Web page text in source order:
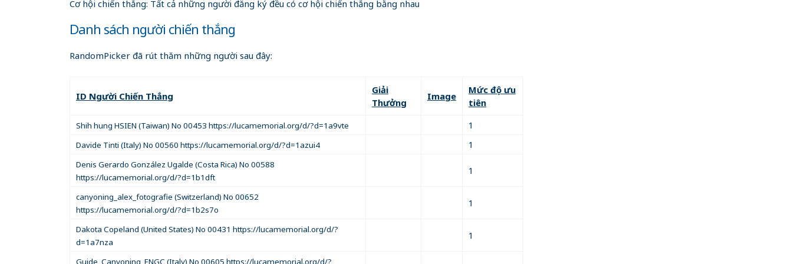
Cơ hội chiến thắng: Tất cả những người đăng ký đều có cơ hội chiến thắng bằng nhau
Danh sách người chiến thắng
RandomPicker đã rút thăm những người sau đây:
ID Người Chiến Thắng
Giải
Thưởng
Image
Mức độ ưu
tiên
Shih hung HSIEN (Taiwan) No 00453 https://lucamemorial.org/d/?d=1a9vte 1
Davide Tinti (Italy) No 00560 https://lucamemorial.org/d/?d=1azui4 1
Denis Gerardo González Ugalde (Costa Rica) No 00588
https://lucamemorial.org/d/?d=1b1dft
1
canyoning_alex_fotografie (Switzerland) No 00652
https://lucamemorial.org/d/?d=1b2s7o
1
Dakota Copeland (United States) No 00431 https://lucamemorial.org/d/?
d=1a7nza
1
Guide_Canyoning_ENGC (Italy) No 00605 https://lucamemorial.org/d/?